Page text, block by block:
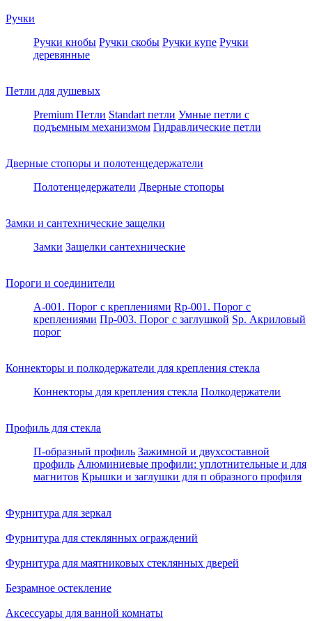
Ручки
Ручки кнобы Ручки скобы Ручки купе Ручки
деревянные
Петли для душевых
Premium Петли Standart петли Умные петли c
подъемным механизмом Гидравлические петли
Дверные стопоры и полотенцедержатели
Полотенцедержатели Дверные стопоры
Замки и сантехнические защелки
Замки Защелки сантехнические
Пороги и соединители
A-001. Порог с креплениями Rp-001. Порог с
креплениями Пр-003. Порог с заглушкой Sp. Акриловый
порог
Коннекторы и полкодержатели для крепления стекла
Коннекторы для крепления стекла Полкодержатели
Профиль для стекла
П-образный профиль Зажимной и двухсоставной
профиль Алюминиевые профили: уплотнительные и для
магнитов Крышки и заглушки для п образного профиля
Фурнитура для зеркал
Фурнитура для стеклянных ограждений
Фурнитура для маятниковых стеклянных дверей
Безрамное остекление
Аксессуары для ванной комнаты